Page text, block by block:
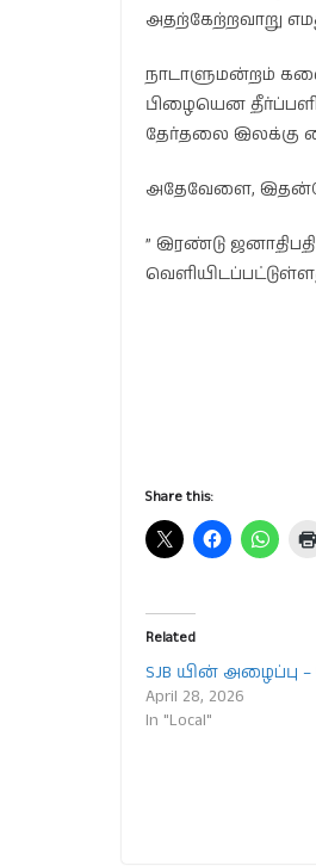
அதற்கேற்றவாறு
நாடாளுமன்றம்
பிழையென
தேர்தலை இலக்கு
அதேவேளை,
” இரண்டு
Share this:
Related
SJB யின் அழைப்பு –
April 28, 2026
In "Local"